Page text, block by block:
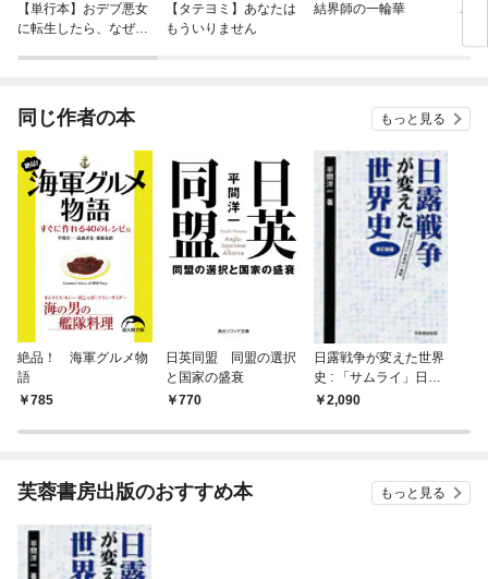
【単行本】おデブ悪女
に転生したら、なぜか
【タテヨミ】あなたは
もういりません
結界師の一輪華
バ
今
同じ作者の本 もっと見る
絶品！ 海軍グルメ物
語
785
日英同盟 同盟の選択
と国家の盛衰
770
日露戦争が変えた世界
史 : 「サムライ」日本
の一世紀 [改訂新版]
2,090
芙蓉書房出版のおすすめ本 もっと見る